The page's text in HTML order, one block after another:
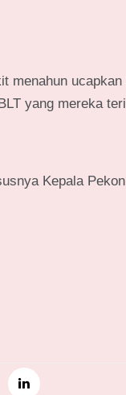
menahun
yang mereka
Kepala